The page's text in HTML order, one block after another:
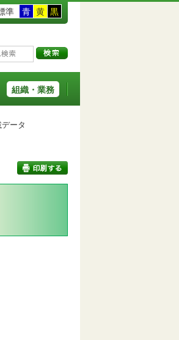
準 青 黄 黒
組織・業務
ータ